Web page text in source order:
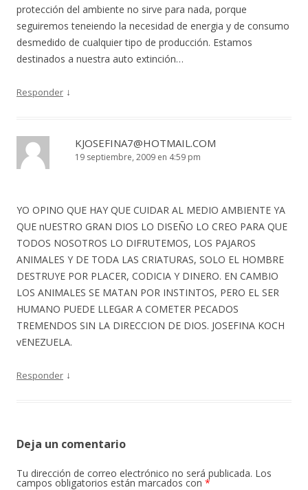
protección del ambiente no sirve para nada, porque
seguiremos teneiendo la necesidad de energia y de consumo
desmedido de cualquier tipo de producción. Estamos
destinados a nuestra auto extinción…
Responder ↓
KJOSEFINA7@HOTMAIL.COM
19 septiembre, 2009 en 4:59 pm
YO OPINO QUE HAY QUE CUIDAR AL MEDIO AMBIENTE YA
QUE nUESTRO GRAN DIOS LO DISEÑO LO CREO PARA QUE
TODOS NOSOTROS LO DIFRUTEMOS, LOS PAJAROS
ANIMALES Y DE TODA LAS CRIATURAS, SOLO EL HOMBRE
DESTRUYE POR PLACER, CODICIA Y DINERO. EN CAMBIO
LOS ANIMALES SE MATAN POR INSTINTOS, PERO EL SER
HUMANO PUEDE LLEGAR A COMETER PECADOS
TREMENDOS SIN LA DIRECCION DE DIOS. JOSEFINA KOCH
vENEZUELA.
Responder ↓
Deja un comentario
Tu dirección de correo electrónico no será publicada. Los
campos obligatorios están marcados con *